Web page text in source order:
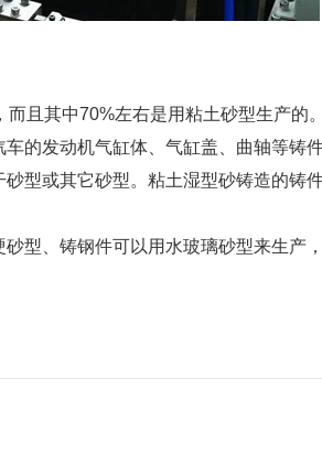
其中70%左右是用粘土砂型生产的
的发动机气缸体、气缸盖、曲轴等铸
型或其它砂型。粘土湿型砂铸造的铸
、铸钢件可以用水玻璃砂型来生产